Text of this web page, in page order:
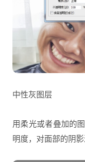
中性灰图层
用柔光或者叠加的
明度，对面部的阴影